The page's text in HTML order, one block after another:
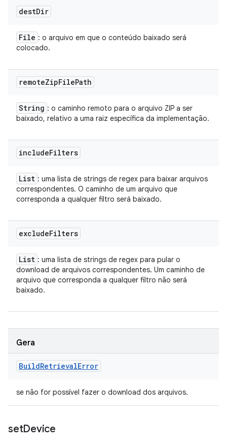
destDir
File : o arquivo em que o conteúdo baixado será
colocado.
remoteZipFilePath
String : o caminho remoto para o arquivo ZIP a ser
baixado, relativo a uma raiz específica da implementação.
includeFilters
List : uma lista de strings de regex para baixar arquivos
correspondentes. O caminho de um arquivo que
corresponda a qualquer filtro será baixado.
excludeFilters
List : uma lista de strings de regex para pular o
download de arquivos correspondentes. Um caminho de
arquivo que corresponda a qualquer filtro não será
baixado.
Gera
BuildRetrievalError
se não for possível fazer o download dos arquivos.
setDevice